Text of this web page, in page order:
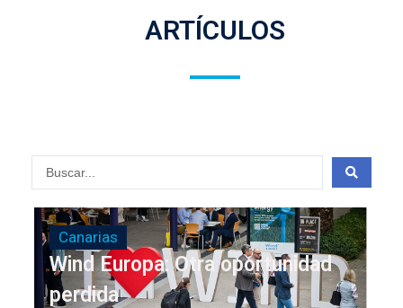
ARTÍCULOS
Canarias
Wind Europa: Otra oportunidad
perdida